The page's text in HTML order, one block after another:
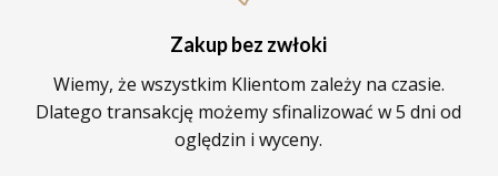
Zakup bez zwłoki
Wiemy, że wszystkim Klientom zależy na czasie.
Dlatego transakcję możemy sfinalizować w 5 dni od
oględzin i wyceny.